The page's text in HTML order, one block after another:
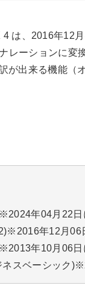
は、2016年12
レーションに変
が出来る機能（
年04月22日
年12月06
年10月06日
スベーシック